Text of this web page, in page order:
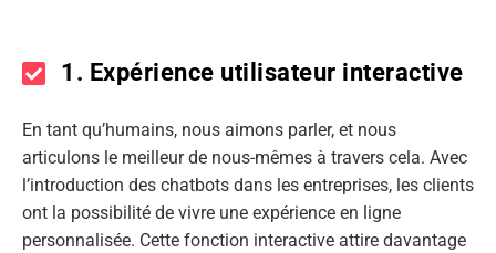
1. Expérience utilisateur interactive
En tant qu’humains, nous aimons parler, et nous
articulons le meilleur de nous-mêmes à travers cela. Avec
l’introduction des chatbots dans les entreprises, les clients
ont la possibilité de vivre une expérience en ligne
personnalisée. Cette fonction interactive attire davantage